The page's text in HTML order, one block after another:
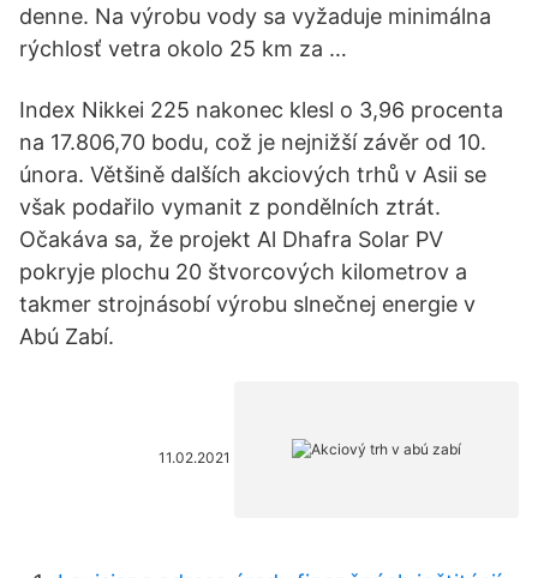
denne. Na výrobu vody sa vyžaduje minimálna
rýchlosť vetra okolo 25 km za …
Index Nikkei 225 nakonec klesl o 3,96 procenta
na 17.806,70 bodu, což je nejnižší závěr od 10.
února. Většině dalších akciových trhů v Asii se
však podařilo vymanit z pondělních ztrát.
Očakáva sa, že projekt Al Dhafra Solar PV
pokryje plochu 20 štvorcových kilometrov a
takmer strojnásobí výrobu slnečnej energie v
Abú Zabí.
11.02.2021